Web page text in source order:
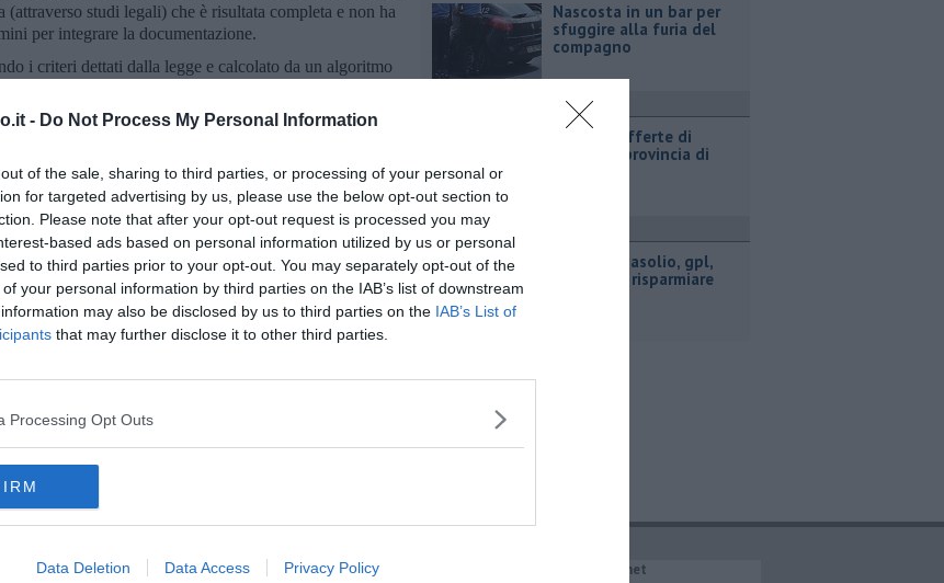
- Do Not Process My Personal Information
of the sale, sharing to third parties, or processing of your personal or
for targeted advertising by us, please use the below opt-out section to
Please note that after your opt-out request is processed you may
based ads based on personal information utilized by us or personal
to third parties prior to your opt-out. You may separately opt-out of the
your personal information by third parties on the IAB’s list of downstream
may also be disclosed by us to third parties on the IAB’s List of
that may further disclose it to other third parties.
Processing Opt Outs
Data Deletion Data Access Privacy Policy
studi legali) che è risultata completa e non ha
per integrare la documentazione.
i criteri dettati dalla legge e calcolato da un algoritmo
esempio - dice Paterna -
di riuscire a chiudere almeno altrettante pratiche
iscriviti allaNewsletter QUInews - ToscanaMedia.
tua casella di posta.
Nascosta in un bar per
sfuggire alla furia del
compagno
​Tutte le offerte di
lavoro in provincia di
Attualità
​Benzina, gasolio, gpl,
ecco dove risparmiare
RUBRICHE
IL NETWORK QuiNews.net